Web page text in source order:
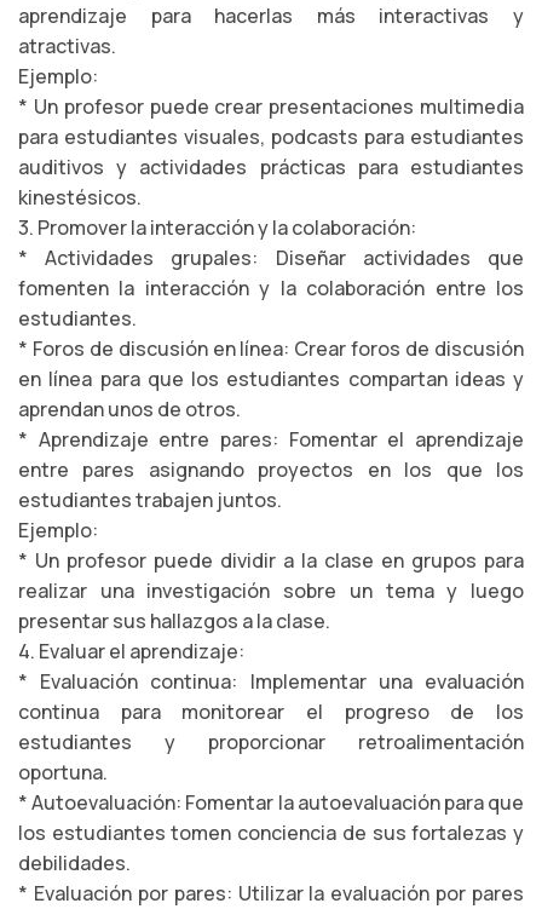
aprendizaje para hacerlas más interactivas y
atractivas.
Ejemplo:
* Un profesor puede crear presentaciones multimedia
para estudiantes visuales, podcasts para estudiantes
auditivos y actividades prácticas para estudiantes
kinestésicos.
3. Promover la interacción y la colaboración:
* Actividades grupales: Diseñar actividades que
fomenten la interacción y la colaboración entre los
estudiantes.
* Foros de discusión en línea: Crear foros de discusión
en línea para que los estudiantes compartan ideas y
aprendan unos de otros.
* Aprendizaje entre pares: Fomentar el aprendizaje
entre pares asignando proyectos en los que los
estudiantes trabajen juntos.
Ejemplo:
* Un profesor puede dividir a la clase en grupos para
realizar una investigación sobre un tema y luego
presentar sus hallazgos a la clase.
4. Evaluar el aprendizaje:
* Evaluación continua: Implementar una evaluación
continua para monitorear el progreso de los
estudiantes y proporcionar retroalimentación
oportuna.
* Autoevaluación: Fomentar la autoevaluación para que
los estudiantes tomen conciencia de sus fortalezas y
debilidades.
* Evaluación por pares: Utilizar la evaluación por pares